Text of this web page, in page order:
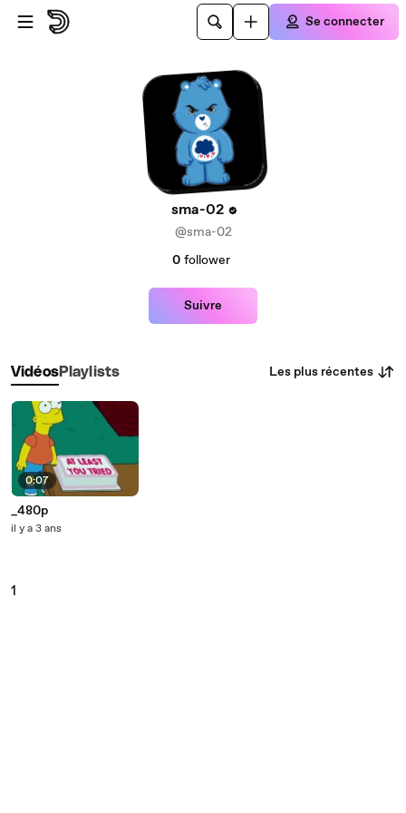
Passer au contenu principal
Se connecter
sma-02
@sma-02
0 follower
Suivre
VidéosPlaylists Les plus récentes
0:07
_480p
il y a 3 ans
1